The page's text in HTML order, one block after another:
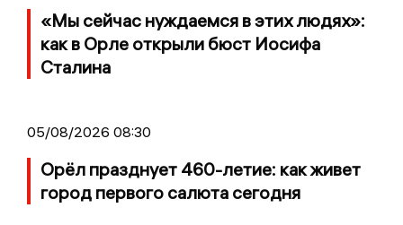
«Мы сейчас нуждаемся в этих людях»:
как в Орле открыли бюст Иосифа
Сталина
05/08/2026 08:30
Орёл празднует 460-летие: как живет
город первого салюта сегодня